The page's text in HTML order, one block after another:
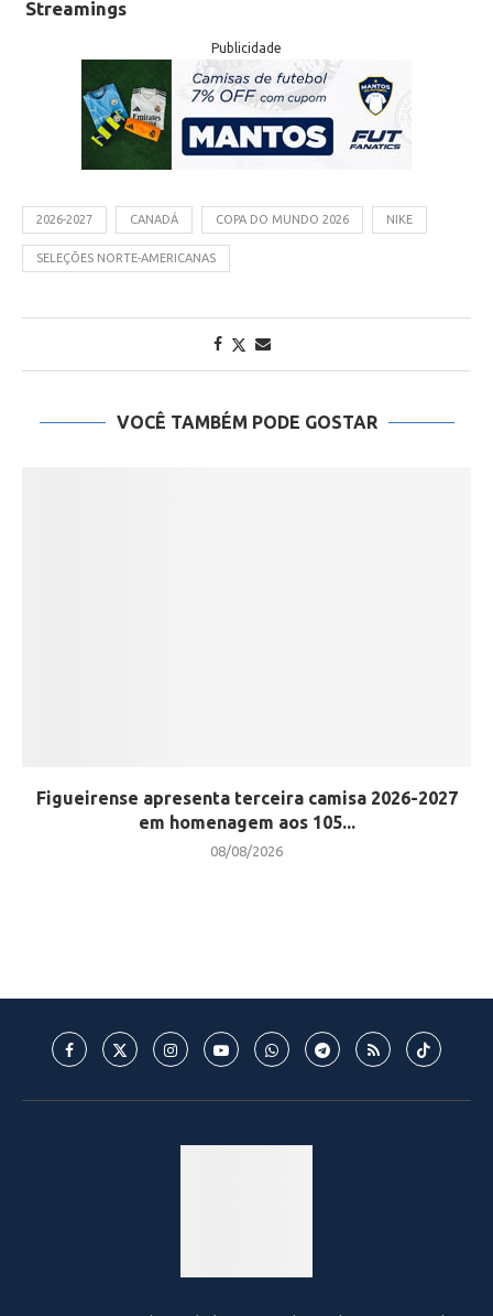
Streamings
Publicidade
2026-2027 CANADÁ COPA DO MUNDO 2026 NIKE
SELEÇÕES NORTE-AMERICANAS
VOCÊ TAMBÉM PODE GOSTAR
Figueirense apresenta terceira camisa 2026-2027
em homenagem aos 105...
08/08/2026